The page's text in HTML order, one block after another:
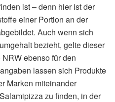
ist – denn hier ist der
einer Portion an der
Auch wenn sich
bezieht, gelte dieser
ebenso für den
lassen sich Produkte
Marken miteinander
zu finden, in der